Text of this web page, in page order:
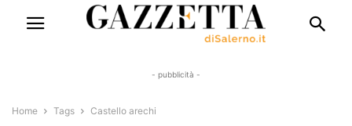
- pubblicità -
Home Tags Castello arechi